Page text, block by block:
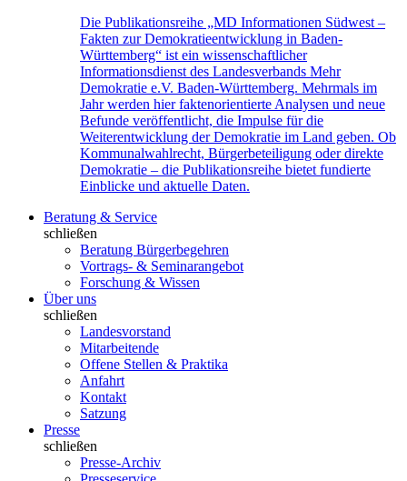
Die Publikationsreihe „MD Informationen Südwest –
Fakten zur Demokratieentwicklung in Baden-
Württemberg“ ist ein wissenschaftlicher
Informationsdienst des Landesverbands Mehr
Demokratie e.V. Baden-Württemberg. Mehrmals im
Jahr werden hier faktenorientierte Analysen und neue
Befunde veröffentlicht, die Impulse für die
Weiterentwicklung der Demokratie im Land geben. Ob
Kommunalwahlrecht, Bürgerbeteiligung oder direkte
Demokratie – die Publikationsreihe bietet fundierte
Einblicke und aktuelle Daten.
Beratung & Service
schließen
Beratung Bürgerbegehren
Vortrags- & Seminarangebot
Forschung & Wissen
Über uns
schließen
Landesvorstand
Mitarbeitende
Offene Stellen & Praktika
Anfahrt
Kontakt
Satzung
Presse
schließen
Presse-Archiv